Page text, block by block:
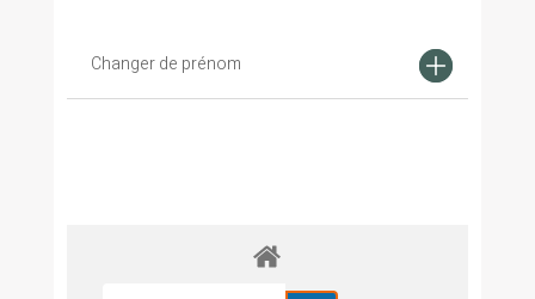
Changer de prénom